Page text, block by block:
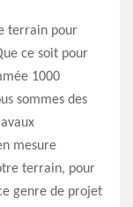
terrain pour
ce soit pour
1000
sommes des
mesure
terrain, pour
genre de projet